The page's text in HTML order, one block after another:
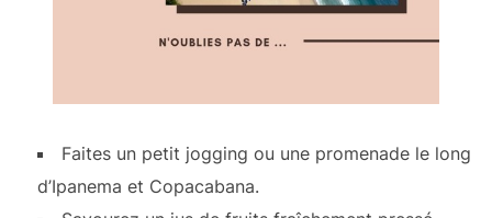
Faites un petit jogging ou une promenade le long
d’Ipanema et Copacabana.